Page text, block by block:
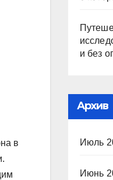
в
и без
Архив
Июль
Июнь